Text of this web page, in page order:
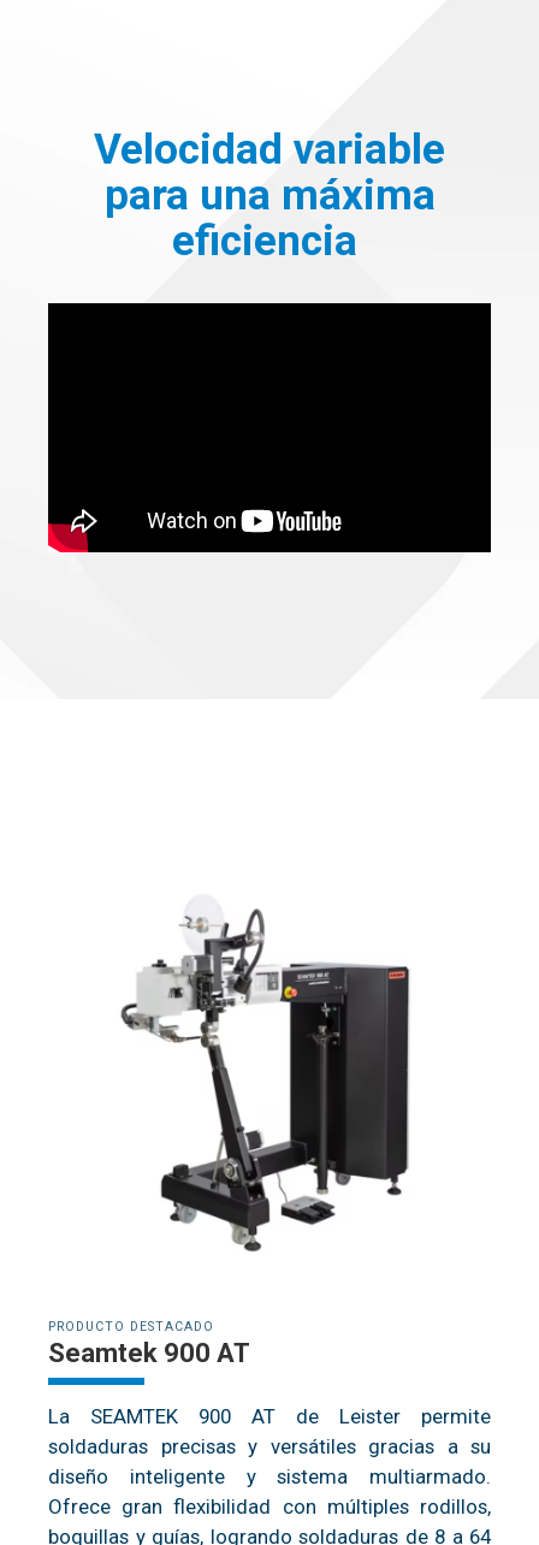
Velocidad variable
para una máxima
eficiencia
PRODUCTO DESTACADO
Seamtek 900 AT
La SEAMTEK 900 AT de Leister permite
soldaduras precisas y versátiles gracias a su
diseño inteligente y sistema multiarmado.
Ofrece gran flexibilidad con múltiples rodillos,
boquillas y guías, logrando soldaduras de 8 a 64